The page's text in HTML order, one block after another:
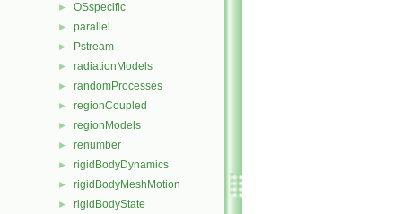
► OSspecific
► parallel
► Pstream
► radiationModels
► randomProcesses
► regionCoupled
► regionModels
► renumber
► rigidBodyDynamics
► rigidBodyMeshMotion
► rigidBodyState